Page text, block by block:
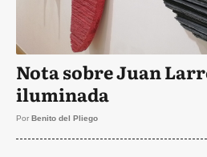
Nota sobre Juan
iluminada
Por Benito del Pliego